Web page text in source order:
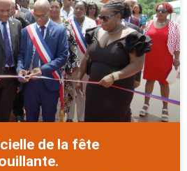
de la fête